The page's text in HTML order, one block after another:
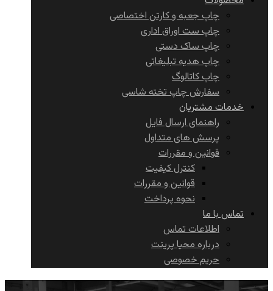
چاپ جعبه و کارتن اختصاصی
چاپ ست اوراق اداری
چاپ ساک دستی
چاپ هدیه تبلیغاتی
چاپ کاتالوگ
سفارش چاپ تخته شاسی
خدمات مشتریان
راهنمای ارسال فایل
پرسش های متداول
قوانین و مقررات
کنترل کیفیت
قوانین و مقررات
نحوه پرداخت
تماس با ما
اطلاعات تماس
درباره محیا پرینت
حریم خصوصی